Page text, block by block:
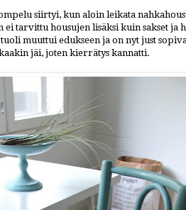
siirtyi, kun aloin leikata
ei tarvittu housujen lisäksi kuin sakset ja
muuttui edukseen ja on nyt just
jäi, joten kierrätys kannatti.